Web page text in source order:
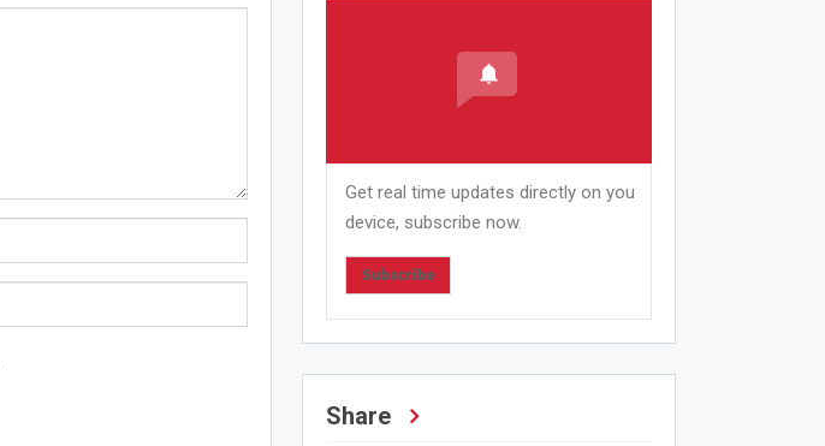
Get real time updates directly on you
device, subscribe now.
Subscribe
Share